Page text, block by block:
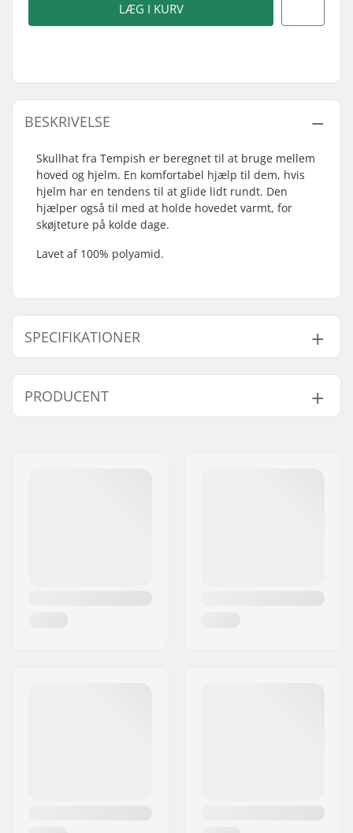
LÆG I KURV
BESKRIVELSE
Skullhat fra Tempish er beregnet til at bruge mellem
hoved og hjelm. En komfortabel hjælp til dem, hvis
hjelm har en tendens til at glide lidt rundt. Den
hjælper også til med at holde hovedet varmt, for
skøjteture på kolde dage.
Lavet af 100% polyamid.
SPECIFIKATIONER
Køn: Mand, Kvinde, Unisex
PRODUCENT